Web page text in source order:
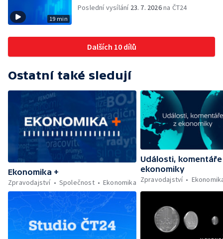
19 min
Poslední vysílání 23. 7. 2026na ČT24
Dalších 10 dílů
Ostatní také sledují
Ekonomika +
Zpravodajství
Společnost Ekonomika
Události, komentáře
ekonomiky
Zpravodajství